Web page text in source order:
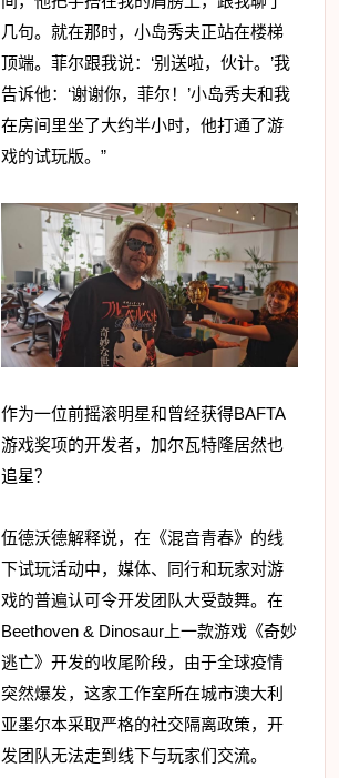
几句。就在那时，小岛秀夫正站在楼梯
顶端。菲尔跟我说：‘别送啦，伙计。’我
告诉他：‘谢谢你，菲尔！’小岛秀夫和我
在房间里坐了大约半小时，他打通了游
戏的试玩版。”
作为一位前摇滚明星和曾经获得BAFTA
游戏奖项的开发者，加尔瓦特隆居然也
追星？
伍德沃德解释说，在《混音青春》的线
下试玩活动中，媒体、同行和玩家对游
戏的普遍认可令开发团队大受鼓舞。在
Beethoven & Dinosaur上一款游戏《奇妙
逃亡》开发的收尾阶段，由于全球疫情
突然爆发，这家工作室所在城市澳大利
亚墨尔本采取严格的社交隔离政策，开
发团队无法走到线下与玩家们交流。